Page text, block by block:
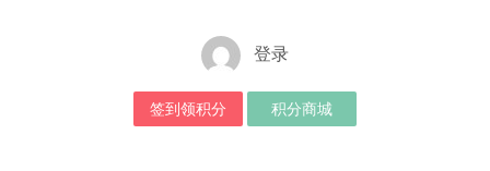
登录
签到领积分 积分商城